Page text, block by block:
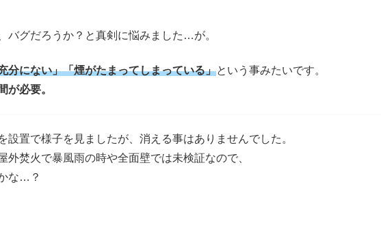
バグだろうか？と真剣に悩みました…が。
分にない」「煙がたまってしまっている」という事みたいです。
が必要。
設置で様子を見ましたが、消える事はありませんでした。
外焚火で暴風雨の時や全面壁では未検証なので、
な…？